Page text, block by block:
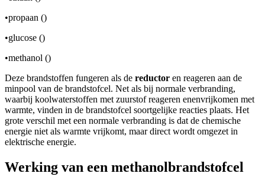
•propaan ()
•glucose ()
•methanol ()
Deze brandstoffen fungeren als de reductor en reageren aan de
minpool van de brandstofcel. Net als bij normale verbranding,
waarbij koolwaterstoffen met zuurstof reageren enenvrijkomen met
warmte, vinden in de brandstofcel soortgelijke reacties plaats. Het
grote verschil met een normale verbranding is dat de chemische
energie niet als warmte vrijkomt, maar direct wordt omgezet in
elektrische energie.
Werking van een methanolbrandstofcel